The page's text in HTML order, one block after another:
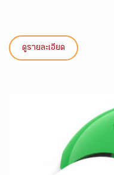
ดูรายละเอียด